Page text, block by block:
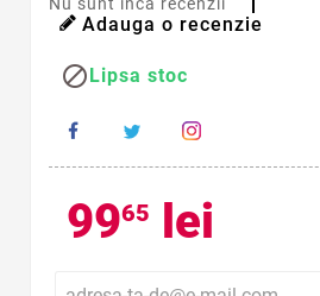
Adauga o recenzie
Lipsa stoc
9965 lei